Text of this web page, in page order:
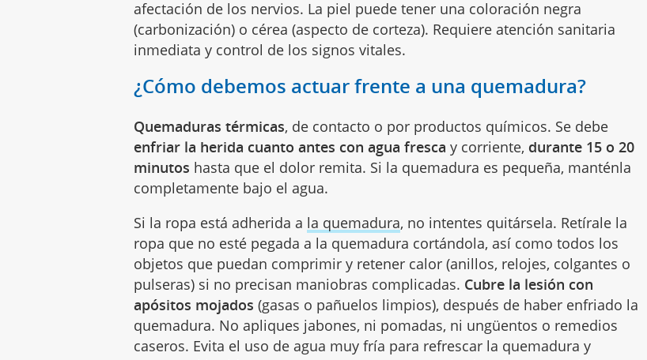
afectación de los nervios. La piel puede tener una coloración negra
(carbonización) o cérea (aspecto de corteza). Requiere atención sanitaria
inmediata y control de los signos vitales.
¿Cómo debemos actuar frente a una quemadura?
Quemaduras térmicas, de contacto o por productos químicos. Se debe
enfriar la herida cuanto antes con agua fresca y corriente, durante 15 o 20
minutos hasta que el dolor remita. Si la quemadura es pequeña, manténla
completamente bajo el agua.
Si la ropa está adherida a la quemadura, no intentes quitársela. Retírale la
ropa que no esté pegada a la quemadura cortándola, así como todos los
objetos que puedan comprimir y retener calor (anillos, relojes, colgantes o
pulseras) si no precisan maniobras complicadas. Cubre la lesión con
apósitos mojados (gasas o pañuelos limpios), después de haber enfriado la
quemadura. No apliques jabones, ni pomadas, ni ungüentos o remedios
caseros. Evita el uso de agua muy fría para refrescar la quemadura y